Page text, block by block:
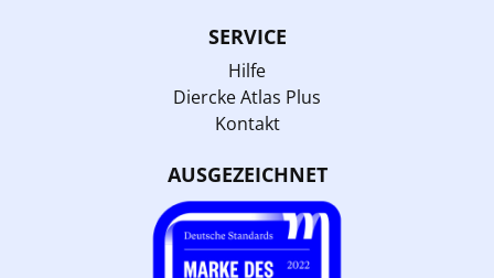
SERVICE
Hilfe
Diercke Atlas Plus
Kontakt
AUSGEZEICHNET